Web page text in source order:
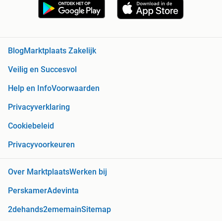
BlogMarktplaats Zakelijk
Veilig en Succesvol
Help en InfoVoorwaarden
Privacyverklaring
Cookiebeleid
Privacyvoorkeuren
Over MarktplaatsWerken bij
PerskamerAdevinta
2dehands2ememainSitemap